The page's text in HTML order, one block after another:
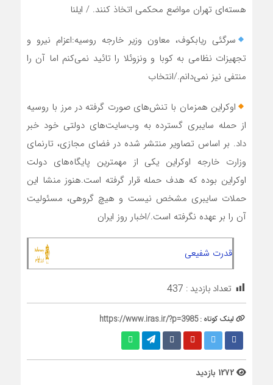
هسته‌ای تهران مواضع محکمی اتخاذ کنند. / ایلنا
سرگئی ریابکوف، معاون وزیر خارجه روسیه:اعزام نیرو و
تجهیزات نظامی به کوبا و ونزوئلا را تائید نمی‌کنم اما آن را
منتفی نیز نمی‌دانم./انتخاب
اوکراین همزمان با تنش‌های صورت گرفته در مرز با روسیه
از حمله سایبری گسترده به وب‌سایت‌های دولتی خود خبر
داد. بر اساس تصاویر منتشر شده در فضای مجازی، تارنمای
وزارت خارجه اوکراین یکی از مهمترین پایگاه‌های دولت
اوکراین بوده که هدف حمله قرار گرفته است.هنوز منشا این
حملات سایبری مشخص نیست و هیچ گروهی، مسئولیت
آن را بر عهده نگرفته است./اخبار روز ایران
قدرت شفیعی
تعداد بازدید : 437
لینک کوتاه :https://www.iras.ir/?p=3985